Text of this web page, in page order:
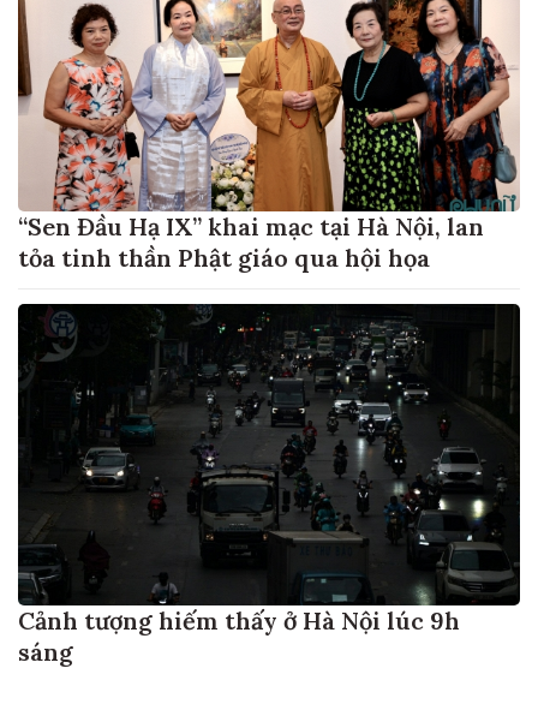
“Sen Đầu Hạ IX” khai mạc tại Hà Nội, lan
tỏa tinh thần Phật giáo qua hội họa
Cảnh tượng hiếm thấy ở Hà Nội lúc 9h
sáng